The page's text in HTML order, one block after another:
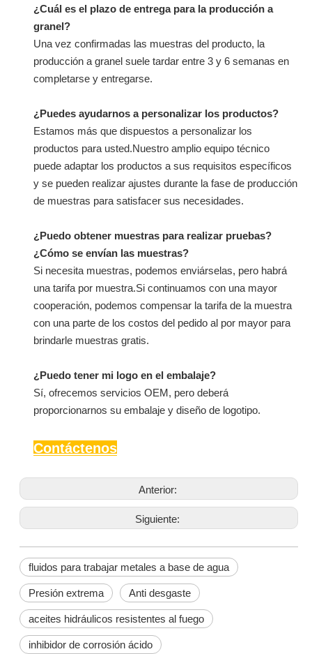
¿Cuál es el plazo de entrega para la producción a
granel?
Una vez confirmadas las muestras del producto, la
producción a granel suele tardar entre 3 y 6 semanas en
completarse y entregarse.
¿Puedes ayudarnos a personalizar los productos?
Estamos más que dispuestos a personalizar los
productos para usted.Nuestro amplio equipo técnico
puede adaptar los productos a sus requisitos específicos
y se pueden realizar ajustes durante la fase de producción
de muestras para satisfacer sus necesidades.
¿Puedo obtener muestras para realizar pruebas?
¿Cómo se envían las muestras?
Si necesita muestras, podemos enviárselas, pero habrá
una tarifa por muestra.Si continuamos con una mayor
cooperación, podemos compensar la tarifa de la muestra
con una parte de los costos del pedido al por mayor para
brindarle muestras gratis.
¿Puedo tener mi logo en el embalaje?
Sí, ofrecemos servicios OEM, pero deberá
proporcionarnos su embalaje y diseño de logotipo.
Contáctenos
Anterior:
Siguiente:
fluidos para trabajar metales a base de agua
Presión extrema Anti desgaste
aceites hidráulicos resistentes al fuego
inhibidor de corrosión ácido